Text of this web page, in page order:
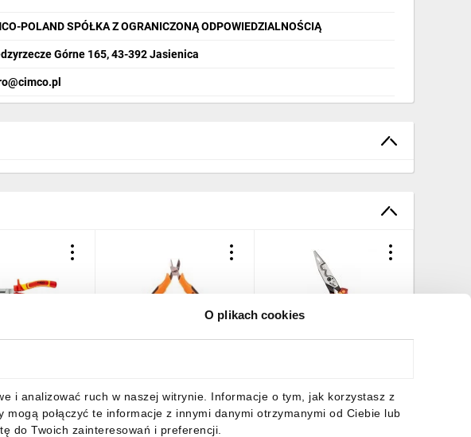
O plikach cookies
i analizować ruch w naszej witrynie. Informacje o tym, jak korzystasz z
połączyć te informacje z innymi danymi otrzymanymi od Ciebie lub
do Twoich zainteresowań i preferencji.
POLAND SPÓŁKA Z OGRANICZONĄ ODPOWIEDZIALNOŚCIĄ
Górne 165, 43-392 Jasienica
brutto 47,92 zł brutto
rozwierającą 45705
207,23 zł brutto